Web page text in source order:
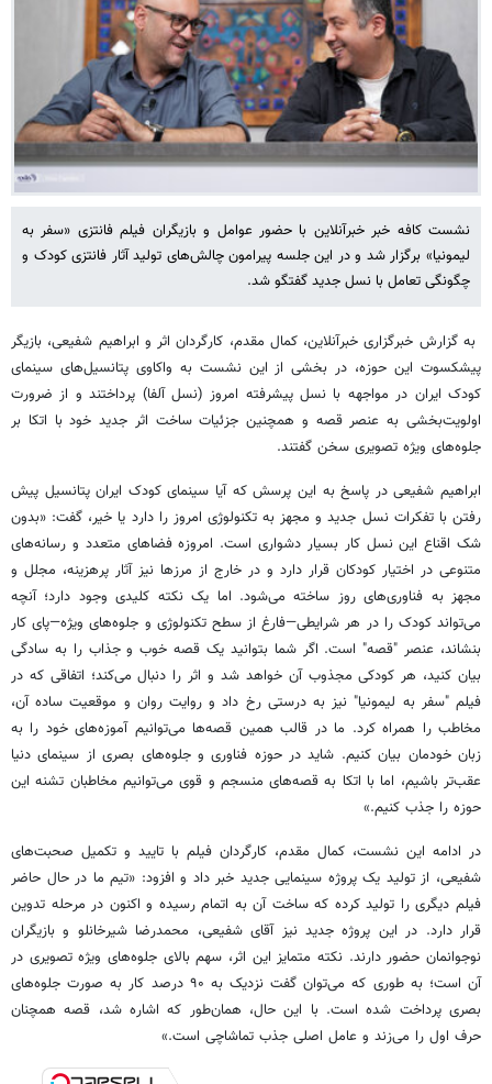
نشست کافه خبر خبرآنلاین با حضور عوامل و بازیگران فیلم فانتزی «سفر به
لیمونیا» برگزار شد و در این جلسه پیرامون چالش‌های تولید آثار فانتزی کودک و
چگونگی تعامل با نسل جدید گفتگو شد.
به گزارش خبرگزاری خبرآنلاین، کمال مقدم، کارگردان اثر و ابراهیم شفیعی، بازیگر
پیشکسوت این حوزه، در بخشی از این نشست به واکاوی پتانسیل‌های سینمای
کودک ایران در مواجهه با نسل پیشرفته امروز (نسل آلفا) پرداختند و از ضرورت
اولویت‌بخشی به عنصر قصه و همچنین جزئیات ساخت اثر جدید خود با اتکا بر
جلوه‌های ویژه تصویری سخن گفتند.
ابراهیم شفیعی در پاسخ به این پرسش که آیا سینمای کودک ایران پتانسیل پیش
رفتن با تفکرات نسل جدید و مجهز به تکنولوژی امروز را دارد یا خیر، گفت: «بدون
شک اقناع این نسل کار بسیار دشواری است. امروزه فضاهای متعدد و رسانه‌های
متنوعی در اختیار کودکان قرار دارد و در خارج از مرزها نیز آثار پرهزینه، مجلل و
مجهز به فناوری‌های روز ساخته می‌شود. اما یک نکته کلیدی وجود دارد؛ آنچه
می‌تواند کودک را در هر شرایطی—فارغ از سطح تکنولوژی و جلوه‌های ویژه—پای کار
بنشاند، عنصر "قصه" است. اگر شما بتوانید یک قصه خوب و جذاب را به سادگی
بیان کنید، هر کودکی مجذوب آن خواهد شد و اثر را دنبال می‌کند؛ اتفاقی که در
فیلم "سفر به لیمونیا" نیز به درستی رخ داد و روایت روان و موقعیت ساده آن،
مخاطب را همراه کرد. ما در قالب همین قصه‌ها می‌توانیم آموزه‌های خود را به
زبان خودمان بیان کنیم. شاید در حوزه فناوری و جلوه‌های بصری از سینمای دنیا
عقب‌تر باشیم، اما با اتکا به قصه‌های منسجم و قوی می‌توانیم مخاطبان تشنه این
حوزه را جذب کنیم.»
در ادامه این نشست، کمال مقدم، کارگردان فیلم با تایید و تکمیل صحبت‌های
شفیعی، از تولید یک پروژه سینمایی جدید خبر داد و افزود: «تیم ما در حال حاضر
فیلم دیگری را تولید کرده که ساخت آن به اتمام رسیده و اکنون در مرحله تدوین
قرار دارد. در این پروژه جدید نیز آقای شفیعی، محمدرضا شیرخانلو و بازیگران
نوجوانمان حضور دارند. نکته متمایز این اثر، سهم بالای جلوه‌های ویژه تصویری در
آن است؛ به طوری که می‌توان گفت نزدیک به ۹۰ درصد کار به صورت جلوه‌های
بصری پرداخت شده است. با این حال، همان‌طور که اشاره شد، قصه همچنان
حرف اول را می‌زند و عامل اصلی جذب تماشاچی است.»